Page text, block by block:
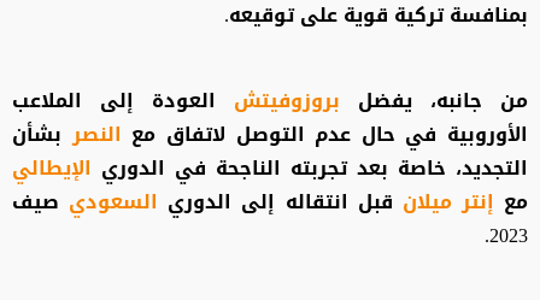
بمنافسة تركية قوية على توقيعه.
من جانبه، يفضل بروزوفيتش العودة إلى الملاعب
الأوروبية في حال عدم التوصل لاتفاق مع النصر بشأن
التجديد، خاصة بعد تجربته الناجحة في الدوري الإيطالي
مع إنتر ميلان قبل انتقاله إلى الدوري السعودي صيف
2023.